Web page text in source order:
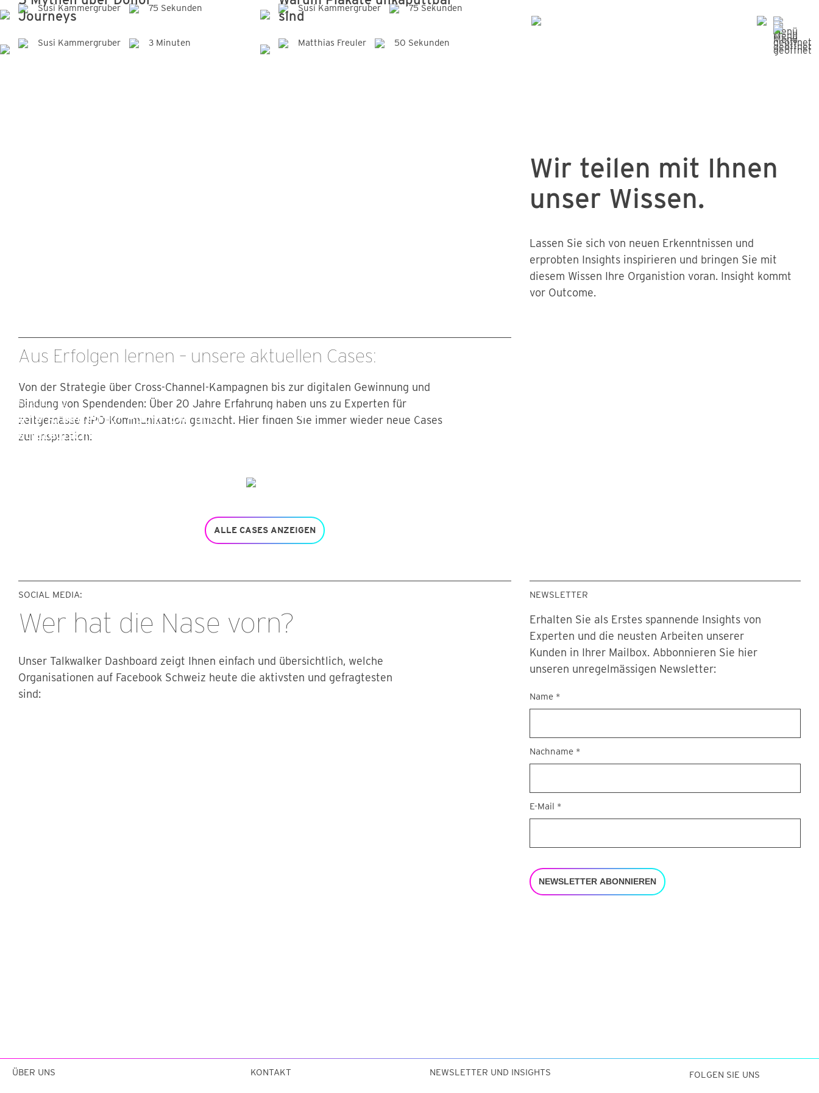
Susi Kammergruber 75 Sekunden Susi Kammergruber 75 Sekunden
Journeys
Susi Kammergruber 3 Minuten
sind
Matthias Freuler 50 Sekunden
Wir teilen mit Ihnen
unser Wissen.
Lassen Sie sich von neuen Erkenntnissen und
erprobten Insights inspirieren und bringen Sie mit
diesem Wissen Ihre Organistion voran. Insight kommt
vor Outcome.
Aus Erfolgen lernen – unsere aktuellen Cases:
Von der Strategie über Cross-Channel-Kampagnen bis zur digitalen Gewinnung und
Bindung von Spendenden: Über 20 Jahre Erfahrung haben uns zu Experten für
zeitgemässe NPO-Kommunikation gemacht. Hier finden Sie immer wieder neue Cases
zur Inspiration:
PRO INFIRMIS
Wie Engelchen Emelie zur
Überfliegerin wird.
GREENPEACE
Alle Arbeiten für Greenpeace und
strategische Hintergründe dazu
PUBLIC EYE
Alle Arbeiten für Public Eye und
strategische Hintergründe dazu
ALLE CASES ANZEIGEN
SOCIAL MEDIA:
Wer hat die Nase vorn?
Unser Talkwalker Dashboard zeigt Ihnen einfach und übersichtlich, welche
Organisationen auf Facebook Schweiz heute die aktivsten und gefragtesten
sind:
NEWSLETTER
Erhalten Sie als Erstes spannende Insights von
Experten und die neusten Arbeiten unserer
Kunden in Ihrer Mailbox. Abbonnieren Sie hier
unseren unregelmässigen Newsletter:
Newsletter
Name *
Nachname *
E-Mail *
NEWSLETTER ABONNIEREN
ÜBER UNS KONTAKT NEWSLETTER UND INSIGHTS FOLGEN SIE UNS